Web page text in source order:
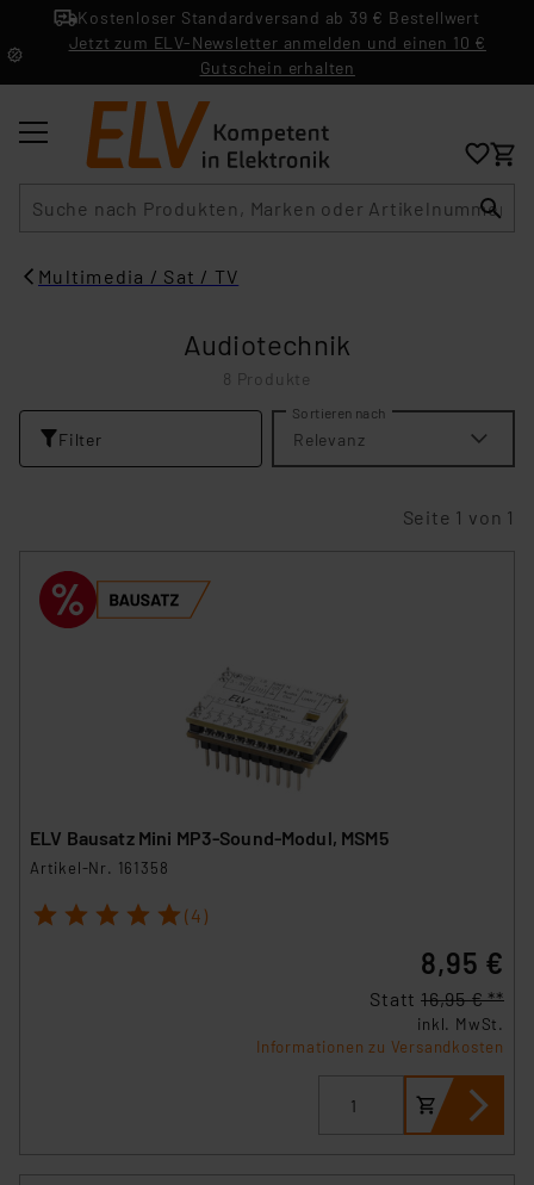
Kostenloser Standardversand ab 39 € Bestellwert
Jetzt zum ELV-Newsletter anmelden und einen 10 €
Gutschein erhalten
Multimedia / Sat / TV
Audiotechnik
8 Produkte
Filter
Sortieren nach
Relevanz
Seite 1 von 1
ELV Bausatz Mini MP3-Sound-Modul, MSM5
Artikel-Nr. 161358
1 2 3 4 5 (4)
8,95 €
Statt 16,95 € **
inkl. MwSt.
Informationen zu Versandkosten